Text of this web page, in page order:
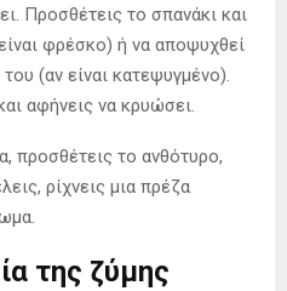
Προσθέτεις το σπανάκι και
φρέσκο) ή να αποψυχθεί
(αν είναι κατεψυγμένο).
αφήνεις να κρυώσει.
προσθέτεις το ανθότυρο,
ρίχνεις μια πρέζα
της ζύμης